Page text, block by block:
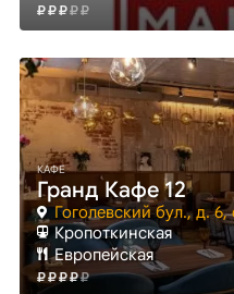
КАФЕ
Гранд Кафе 12
Гоголевский бул., д. 6,
Кропоткинская
Европейская